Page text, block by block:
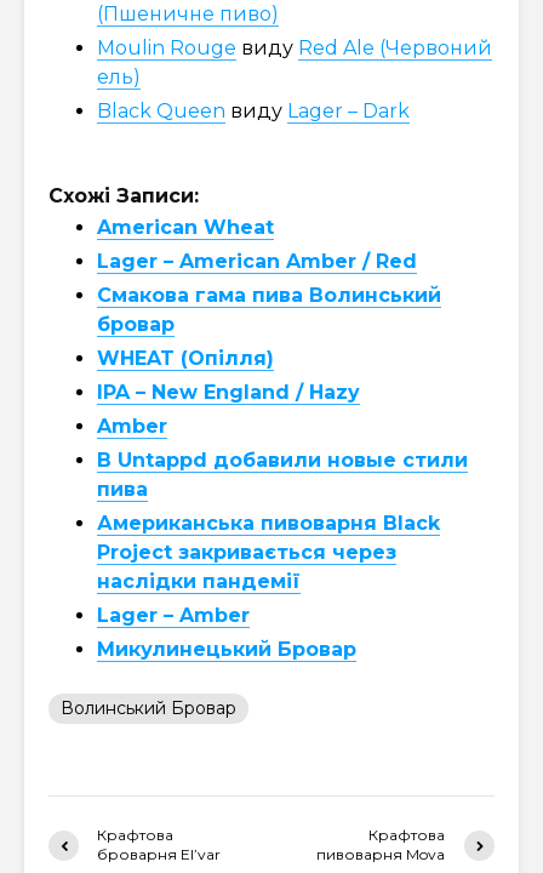
(Пшеничне пиво)
Moulin Rouge виду Red Ale (Червоний
ель)
Black Queen виду Lager – Dark
Схожі Записи:
American Wheat
Lager – American Amber / Red
Смакова гама пива Волинський
бровар
WHEAT (Опілля)
IPA – New England / Hazy
Amber
В Untappd добавили новые стили
пива
Американська пивоварня Black
Project закривається через
наслідки пандемії
Lager – Amber
Микулинецький Бровар
Волинський Бровар
Крафтова
броварня El’var
Крафтова
пивоварня Mova